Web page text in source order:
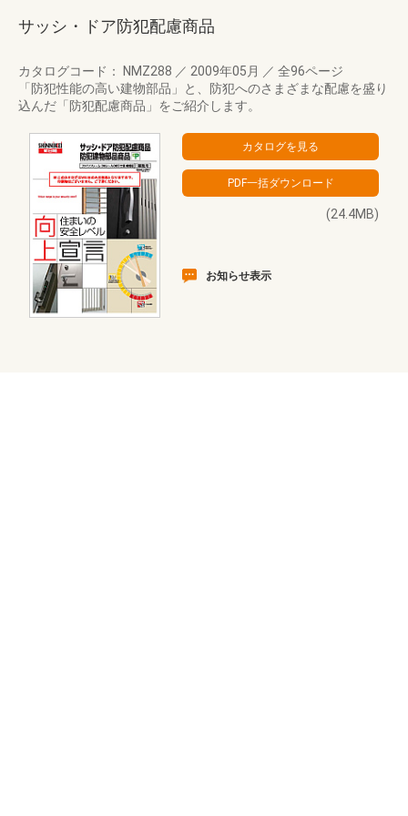
サッシ・ドア防犯配慮商品
カタログコード： NMZ288 ／ 2009年05月 ／ 全96ページ
「防犯性能の高い建物部品」と、防犯へのさまざまな配慮を盛り
込んだ「防犯配慮商品」をご紹介します。
(24.4MB)
お知らせ表示